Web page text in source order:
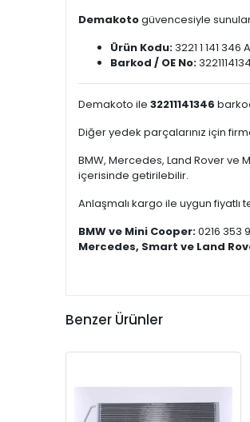
Demakotogüvencesiyle
Ürün Kodu:3221 1 141 346
Barkod / OE No:
Demakoto ile 32211141346
Diğer yedek parçalarınız için
BMW, Mercedes, Land Rover ve
içerisinde getirilebilir.
Anlaşmalı kargo ile uygun fiyatlı
BMW ve Mini Cooper:0216 353
Mercedes, Smart ve Land
Benzer Ürünler